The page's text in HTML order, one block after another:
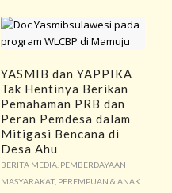
YASMIB dan YAPPIKA
Tak Hentinya Berikan
Pemahaman PRB dan
Peran Pemdesa dalam
Mitigasi Bencana di
Desa Ahu
BERITA MEDIA, PEMBERDAYAAN
MASYARAKAT, PEREMPUAN & ANAK